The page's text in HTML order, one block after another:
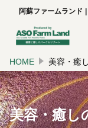
阿蘇ファームランド
ログイン/予約確認
言語
日本語
HOME 美容・癒
美容・癒し